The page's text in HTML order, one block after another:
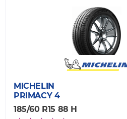
MICHELIN
PRIMACY 4
185/60 R15 88 H